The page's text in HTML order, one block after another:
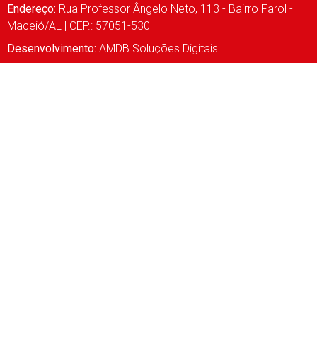
Endereço: Rua Professor Ângelo Neto, 113 - Bairro Farol -
Maceió/AL | CEP.: 57051-530 |
Desenvolvimento: AMDB Soluções Digitais